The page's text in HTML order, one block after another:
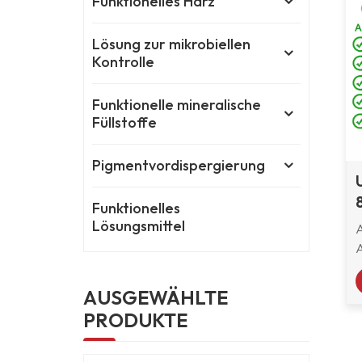
Lösung zur mikrobiellen
Kontrolle
Funktionelle mineralische
Füllstoffe
Pigmentvordispergierung
Funktionelles
Lösungsmittel
AUSGEWÄHLTE
PRODUKTE